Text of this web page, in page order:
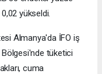
yükseldi.
Almanya'da İFO iş
tüketici
cuma